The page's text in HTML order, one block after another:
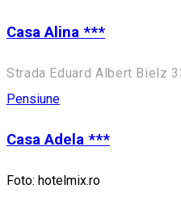
Casa Alina ***
Strada Eduard Albert Bielz
Pensiune
Casa Adela ***
Foto: hotelmix.ro